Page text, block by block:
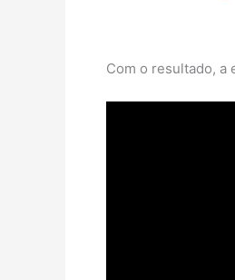
Com o resultado, a